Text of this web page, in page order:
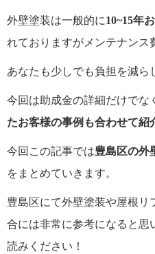
外壁塗装は一般的に10~15年
れておりますがメンテナンス
あなたも少しでも負担を減ら
今回は助成金の詳細だけでな
たお客様の事例も合わせて紹
今回この記事では豊島区の外
をまとめていきます。
豊島区にて外壁塗装や屋根
合には非常に参考になると思
読みください！